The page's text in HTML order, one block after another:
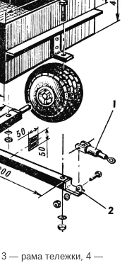
— рама тележки, 4 —